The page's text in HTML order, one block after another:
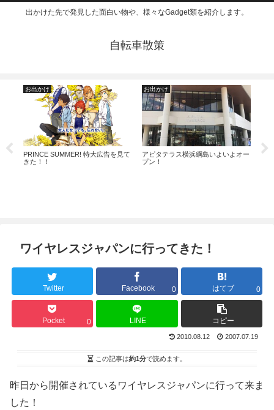
出かけた先で発見した面白い物や、様々なGadget類を紹介します。
自転車散策
お出かけ
PRINCE SUMMER! 特大広告を見て
きた！！
お出かけ
アピタテラス横浜綱島いよいよオー
プン！
ワイヤレスジャパンに行ってきた！
Twitter Facebook 0 はてブ 0
Pocket 0 LINE コピー
2010.08.12 2007.07.19
この記事は約1分で読めます。
昨日から開催されているワイヤレスジャパンに行って来ま
した！